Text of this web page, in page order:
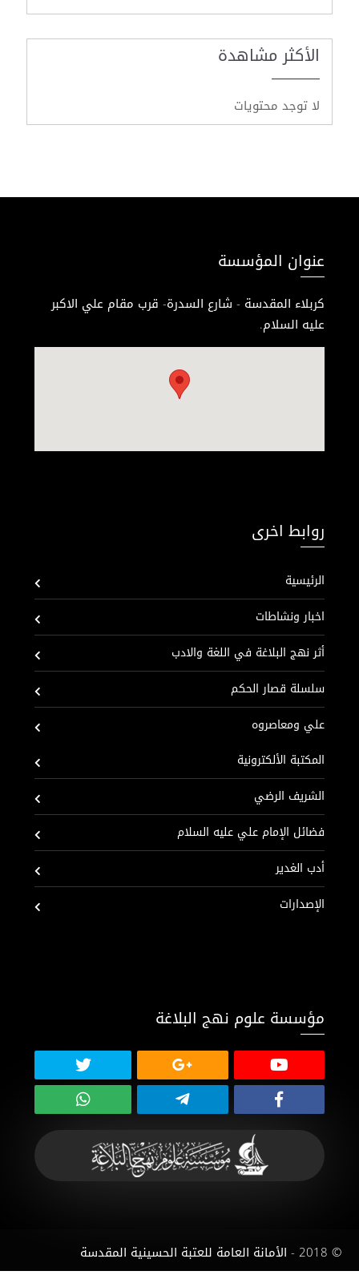
الأكثر مشاهدة
لا توجد محتويات
عنوان المؤسسة
كربلاء المقدسة - شارع السدرة- قرب مقام علي الاكبر
عليه السلام.
روابط اخرى
الرئيسية
اخبار ونشاطات
أثر نهج البلاغة في اللغة والادب
سلسلة قصار الحكم
علي ومعاصروه
المكتبة الألكترونية
الشريف الرضي
فضائل الإمام علي عليه السلام
أدب الغدير
الإصدارات
مؤسسة علوم نهج البلاغة
© 2018 - الأمانة العامة للعتبة الحسينية المقدسة